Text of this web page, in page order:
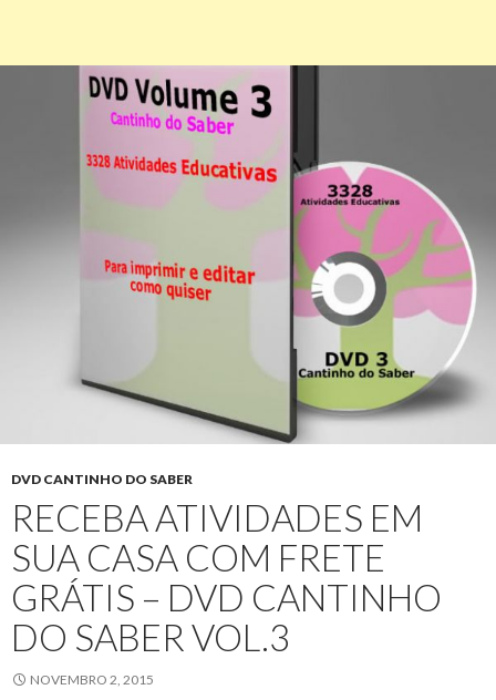
DVD CANTINHO DO SABER
RECEBA ATIVIDADES EM
SUA CASA COM FRETE
GRÁTIS – DVD CANTINHO
DO SABER VOL.3
NOVEMBRO 2, 2015